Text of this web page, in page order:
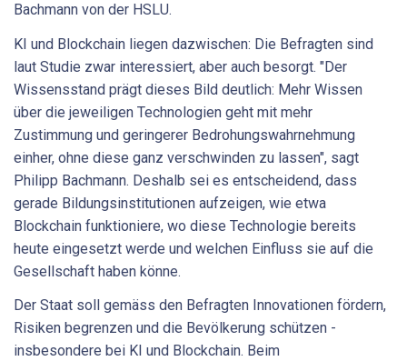
Bachmann von der HSLU.
KI und Blockchain liegen dazwischen: Die Befragten sind
laut Studie zwar interessiert, aber auch besorgt. "Der
Wissensstand prägt dieses Bild deutlich: Mehr Wissen
über die jeweiligen Technologien geht mit mehr
Zustimmung und geringerer Bedrohungswahrnehmung
einher, ohne diese ganz verschwinden zu lassen", sagt
Philipp Bachmann. Deshalb sei es entscheidend, dass
gerade Bildungsinstitutionen aufzeigen, wie etwa
Blockchain funktioniere, wo diese Technologie bereits
heute eingesetzt werde und welchen Einfluss sie auf die
Gesellschaft haben könne.
Der Staat soll gemäss den Befragten Innovationen fördern,
Risiken begrenzen und die Bevölkerung schützen -
insbesondere bei KI und Blockchain. Beim